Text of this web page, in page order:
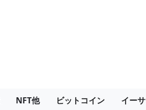
NFT他 ビットコイン イー